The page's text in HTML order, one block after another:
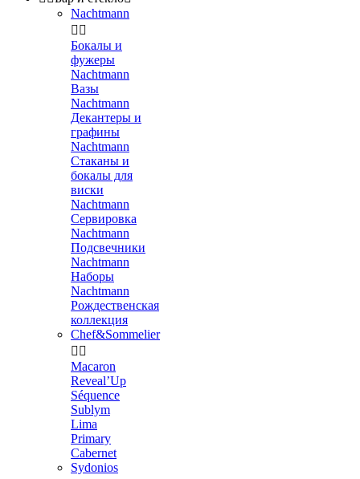
Nachtmann
 
Бокалы и
фужеры
Nachtmann
Вазы
Nachtmann
Декантеры и
графины
Nachtmann
Стаканы и
бокалы для
виски
Nachtmann
Сервировка
Nachtmann
Подсвечники
Nachtmann
Наборы
Nachtmann
Рождественская
коллекция
Chef&Sommelier
 
Macaron
Reveal’Up
Séquence
Sublym
Lima
Primary
Cabernet
Sydonios